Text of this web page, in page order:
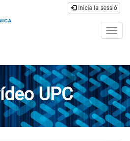
Inicia la sessió
UPC